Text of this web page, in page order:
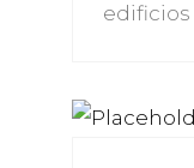
edificios